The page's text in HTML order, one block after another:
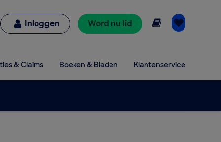
Inloggen Word nu lid Online lezen
& Claims Boeken & Bladen Klantenservice